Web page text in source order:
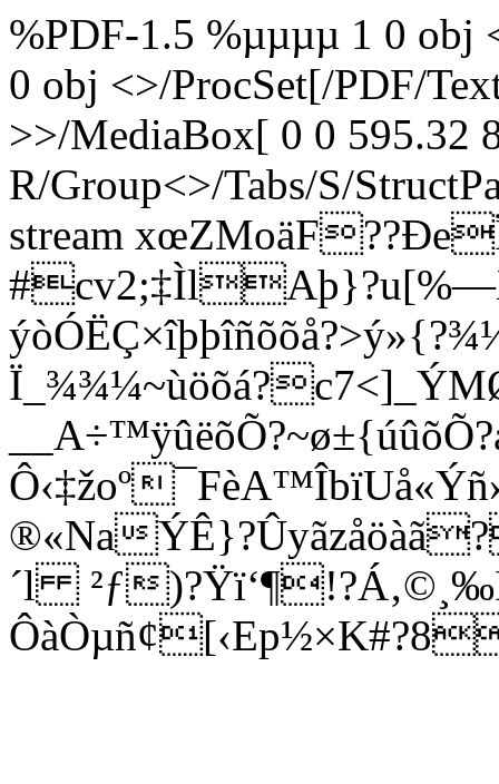
%PDF-1.5 %µµµµ 1 0 obj
0 obj <>/ProcSet[/PDF/
>>/MediaBox[ 0 0 595.32
R/Group<>/Tabs/S/
stream
®«Na
´l ²ƒ